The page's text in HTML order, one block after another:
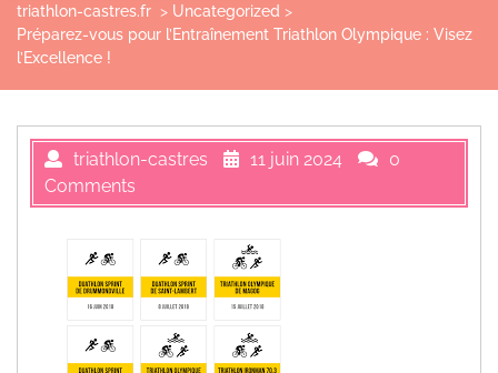
triathlon-castres.fr > Uncategorized >
Préparez-vous pour l’Entraînement Triathlon Olympique : Visez
l’Excellence !
triathlon-castres 11 juin 2024
0
Comments